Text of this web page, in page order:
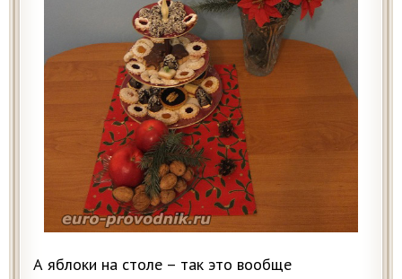
А яблоки на столе – так это вообще